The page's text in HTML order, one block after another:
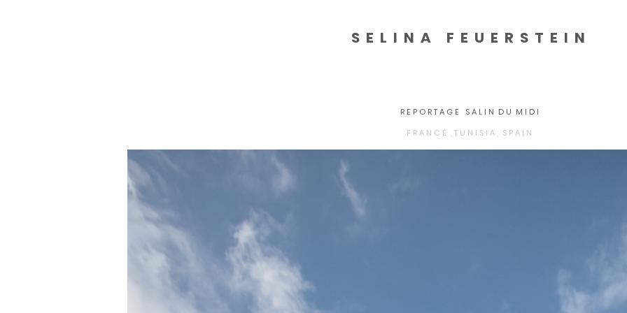
SELINA FEUERSTEIN
R E P O R T A G E S A L I N D U M I D I
F R A N C E , T U N I S I A , S P A I N